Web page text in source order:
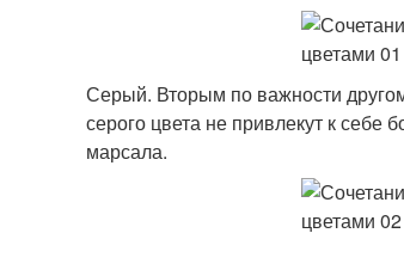
Серый. Вторым по важности
серого цвета не привлекут к себе
марсала.